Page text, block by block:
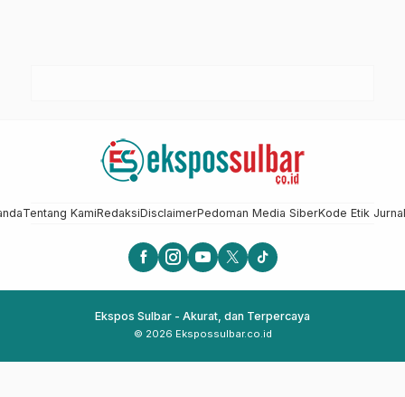
Tentang KamiRedaksiDisclaimerPedoman Media SiberKode Etik
Ekspos Sulbar - Akurat, dan Terpercaya
© 2026 Ekspossulbar.co.id